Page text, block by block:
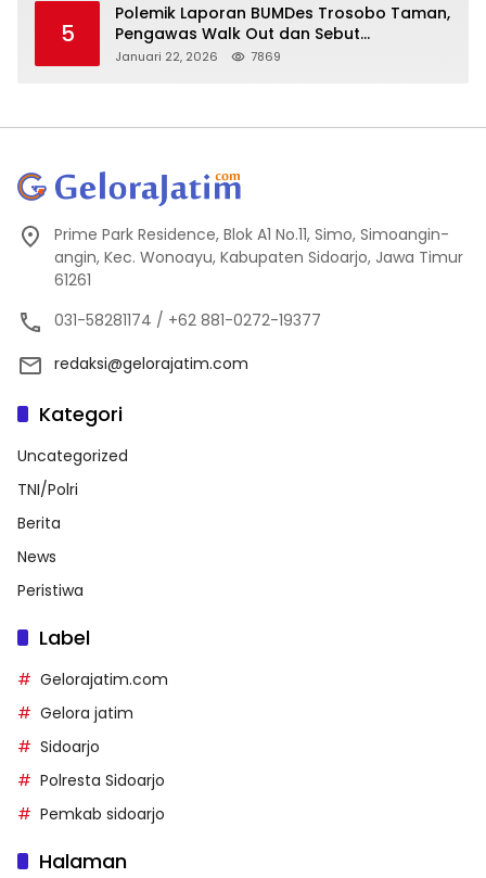
5
Polemik Laporan BUMDes Trosobo Taman,
Pengawas Walk Out dan Sebut
Kejanggalan
Januari 22, 2026 7869
Prime Park Residence, Blok A1 No.11, Simo, Simoangin-
angin, Kec. Wonoayu, Kabupaten Sidoarjo, Jawa Timur
61261
031-58281174 / +62 881-0272-19377
redaksi@gelorajatim.com
Kategori
Uncategorized
TNI/Polri
Berita
News
Peristiwa
Label
Gelorajatim.com
Gelora jatim
Sidoarjo
Polresta Sidoarjo
Pemkab sidoarjo
Halaman